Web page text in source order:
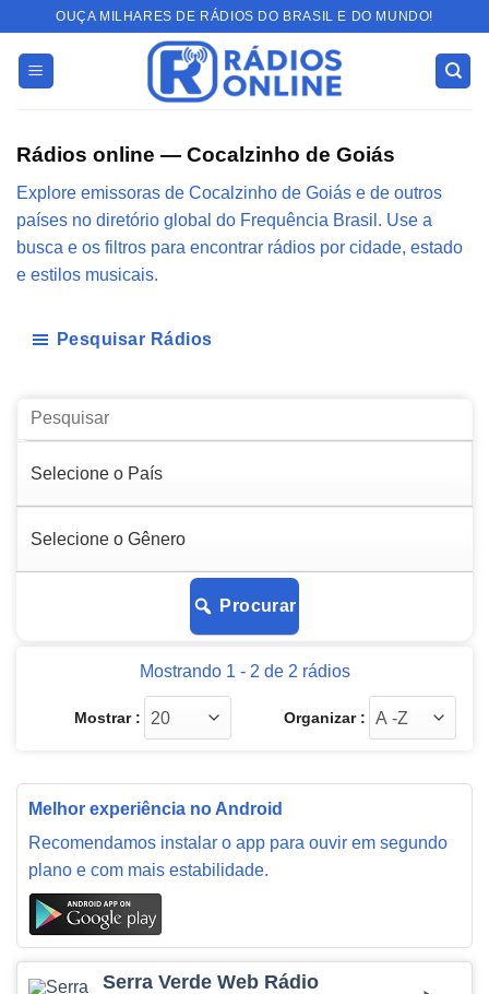
content
OUÇA MILHARES DE RÁDIOS DO BRASIL E DO MUNDO!
Rádios online — Cocalzinho de Goiás
Explore emissoras de Cocalzinho de Goiás e de outros
países no diretório global do Frequência Brasil. Use a
busca e os filtros para encontrar rádios por cidade, estado
e estilos musicais.
Pesquisar Rádios
Procurar
Mostrando 1 - 2 de 2 rádios
Mostrar : Organizar :
Melhor experiência no Android
Recomendamos instalar o app para ouvir em segundo
plano e com mais estabilidade.
Serra Verde Web Rádio